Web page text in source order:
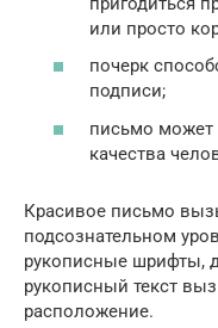
или просто
почерк
подписи;
письмо может
качества
Красивое письмо
подсознательном
рукописные шрифты,
рукописный текст
расположение.